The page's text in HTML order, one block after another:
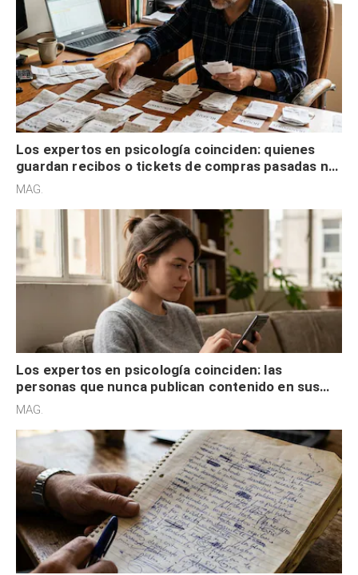
Los expertos en psicología coinciden: quienes
guardan recibos o tickets de compras pasadas no
son acumuladores, sino que tienen necesidad de
MAG.
Los expertos en psicología coinciden: las
personas que nunca publican contenido en sus
redes sociales no pretenden buscar validación
MAG.